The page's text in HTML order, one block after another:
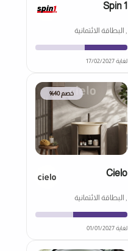
Spin 1
, البطاقة الائتمانية
لغاية 17/02/2027
خصم 40%
Cielo
, البطاقة الائتمانية
لغاية 01/01/2027